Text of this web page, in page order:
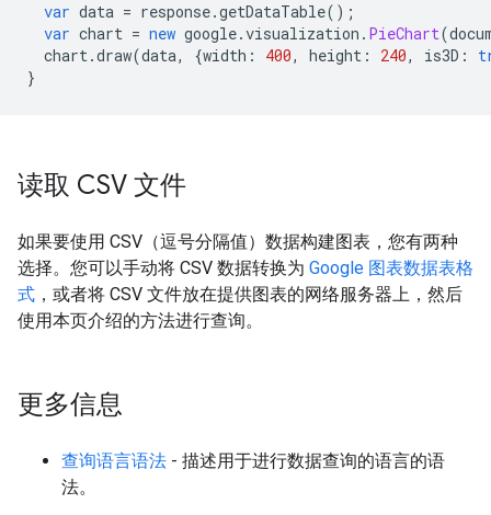
var data = response.getDataTable();
var chart = new google.visualization . PieChart(
chart.draw(data, {width : 400, height : 240, is3D :
}
读取 CSV 文件
如果要使用 CSV（逗号分隔值）数据构建图表，您有两种
选择。您可以手动将 CSV 数据转换为 Google 图表数据表格
式 ，或者将 CSV 文件放在提供图表的网络服务器上，然后
使用本页介绍的方法进行查询。
更多信息
查询语言语法 - 描述用于进行数据查询的语言的语
法。